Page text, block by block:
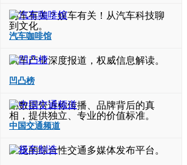
与车有关？娱车有关！从汽车科技聊
到文化。
汽车咖啡馆
汽车产业深度报道，权威信息解读。
凹凸榜
用数据告诉你传播、品牌背后的真
相，提供独立、专业的价值标准。
中国交通频道
广泛的综合性交通多媒体发布平台。